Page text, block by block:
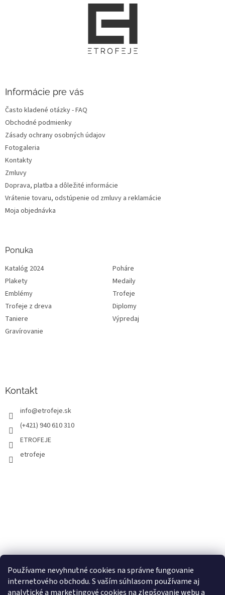
Používame nevyhnutné cookies na správne fungovanie
internetového obchodu. S vaším súhlasom používame aj
analytické a marketingové cookies na zlepšovanie webu a
Informácie pre vás
Často kladené otázky - FAQ
Obchodné podmienky
Zásady ochrany osobných údajov
Fotogaleria
Kontakty
Zmluvy
Doprava, platba a dôležité informácie
Vrátenie tovaru, odstúpenie od zmluvy a reklamácie
Moja objednávka
Ponuka
Katalóg 2024
Poháre
Plakety
Medaily
Emblémy
Trofeje
Trofeje z dreva
Diplomy
Taniere
Výpredaj
Gravírovanie
Kontakt
info@etrofeje.sk
(+421) 940 610 310
ETROFEJE
etrofeje